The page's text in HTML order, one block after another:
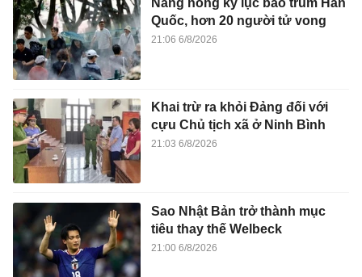
Nắng nóng kỷ lục bao trùm Hàn
Quốc, hơn 20 người tử vong
21:06 6/8/2026
Khai trừ ra khỏi Đảng đối với
cựu Chủ tịch xã ở Ninh Bình
21:03 6/8/2026
Sao Nhật Bản trở thành mục
tiêu thay thế Welbeck
21:00 6/8/2026